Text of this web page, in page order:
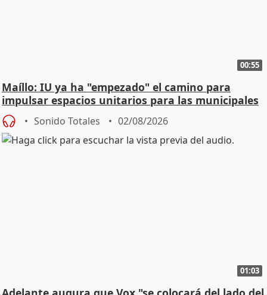
00:55
Maíllo: IU ya ha "empezado" el camino para
impulsar espacios unitarios para las municipales
Sonido Totales 02/08/2026
01:03